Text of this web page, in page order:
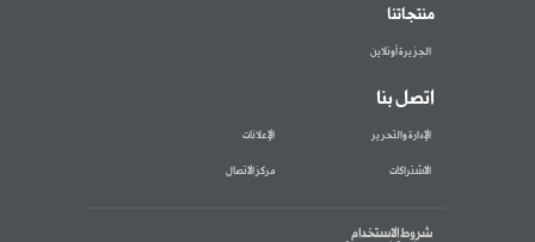
منتجاتنا
الجزيرة أونلاين
اتصل بنا
الإدارة والتحرير الإعلانات
الاشتراكات مركز الاتصال
شروط الاستخدام